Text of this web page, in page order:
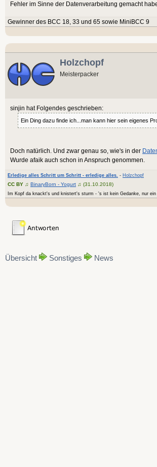
Fehler im Sinne der Datenverarbeitung gemacht
Gewinner des BCC 18, 33 und 65 sowie MiniBCC 9
Holzchopf
Meisterpacker
sinjin hat Folgendes geschrieben:
Ein Ding dazu finde ich...man kann hier sein eigenes
Doch natürlich. Und zwar genau so, wie's in der
Wurde afaik auch schon in Anspruch genommen.
Erledige alles Schritt um Schritt - erledige alles. - Holzchopf
CC BY ♫ BinaryBorn - Yogurt ♫ (31.10.2018)
Im Kopf da knackt's und knistert's sturm - 's ist kein Gedanke, nur ein
Übersicht Sonstiges News